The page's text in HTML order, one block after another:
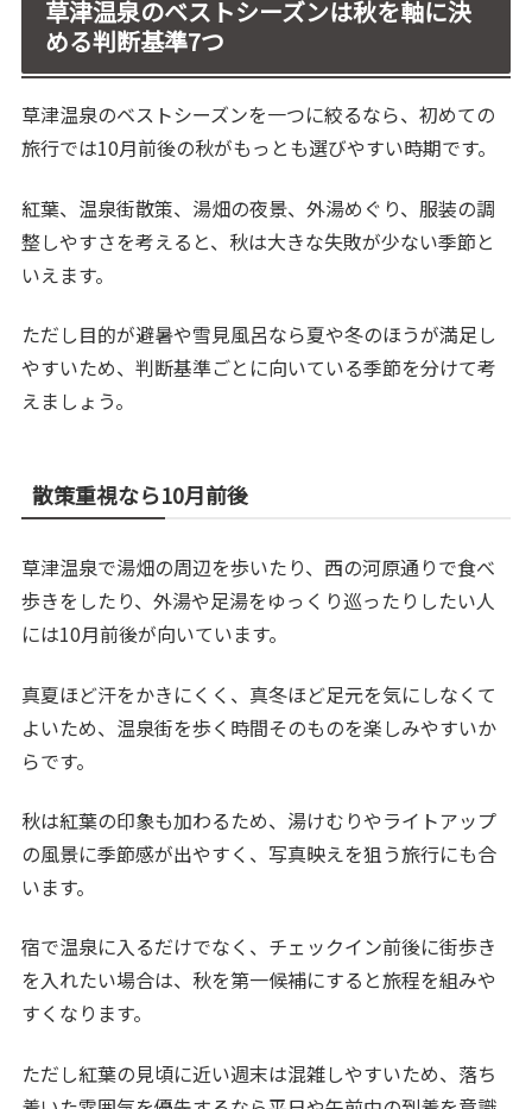
草津温泉のベストシーズンは秋を軸に決
める判断基準7つ
草津温泉のベストシーズンを一つに絞るなら、初めての
旅行では10月前後の秋がもっとも選びやすい時期です。
紅葉、温泉街散策、湯畑の夜景、外湯めぐり、服装の調
整しやすさを考えると、秋は大きな失敗が少ない季節と
いえます。
ただし目的が避暑や雪見風呂なら夏や冬のほうが満足し
やすいため、判断基準ごとに向いている季節を分けて考
えましょう。
散策重視なら10月前後
草津温泉で湯畑の周辺を歩いたり、西の河原通りで食べ
歩きをしたり、外湯や足湯をゆっくり巡ったりしたい人
には10月前後が向いています。
真夏ほど汗をかきにくく、真冬ほど足元を気にしなくて
よいため、温泉街を歩く時間そのものを楽しみやすいか
らです。
秋は紅葉の印象も加わるため、湯けむりやライトアップ
の風景に季節感が出やすく、写真映えを狙う旅行にも合
います。
宿で温泉に入るだけでなく、チェックイン前後に街歩き
を入れたい場合は、秋を第一候補にすると旅程を組みや
すくなります。
ただし紅葉の見頃に近い週末は混雑しやすいため、落ち